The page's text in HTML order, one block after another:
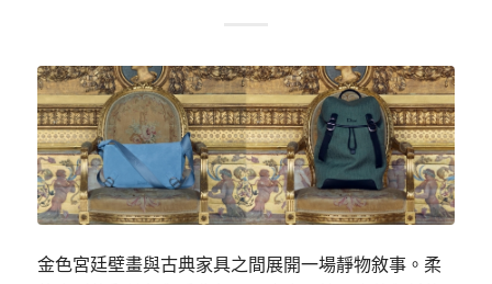
金色宮廷壁畫與古典家具之間展開一場靜物敘事。柔